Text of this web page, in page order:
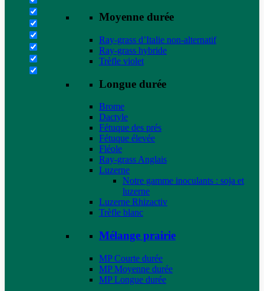
Moyenne durée
Ray-grass d’Italie non-alternatif
Ray-grass hybride
Trèfle violet
Longue durée
Brome
Dactyle
Fétuque des prés
Fétuque élevée
Fléole
Ray-grass Anglais
Luzerne
Notre gamme inoculants : soja et
luzerne
Luzerne Rhizactiv
Trèfle blanc
Mélange prairie
MP Courte durée
MP Moyenne durée
MP Longue durée